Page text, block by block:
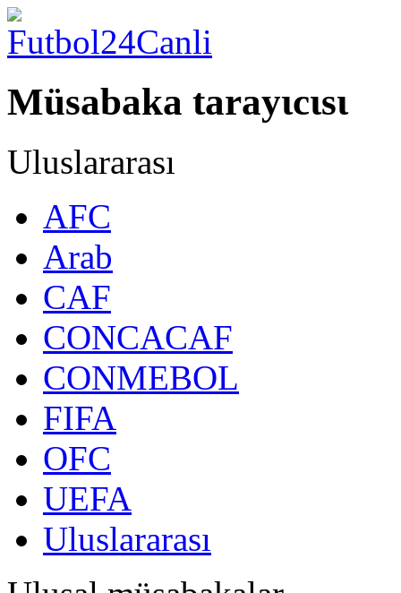
Müsabaka tarayιcιsι
Uluslararası
AFC
Arab
CAF
CONCACAF
CONMEBOL
FIFA
OFC
UEFA
Uluslararası